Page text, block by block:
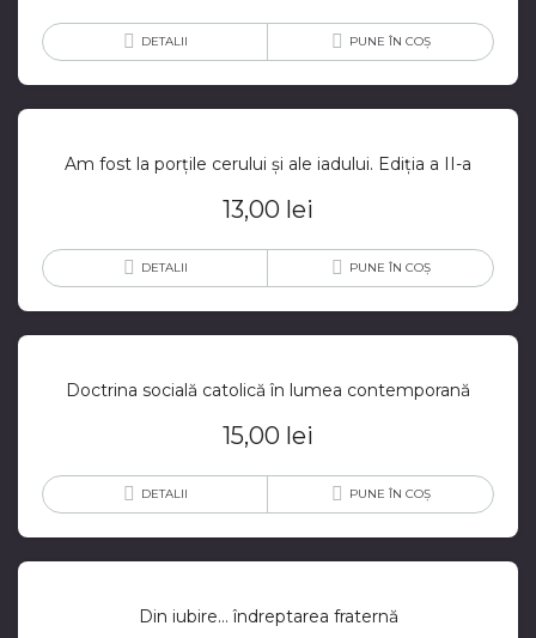
DETALII PUNE ÎN COȘ
Am fost la porțile cerului și ale iadului. Ediția a II-a
13,00 lei
DETALII PUNE ÎN COȘ
Doctrina socială catolică în lumea contemporană
15,00 lei
DETALII PUNE ÎN COȘ
Din iubire… îndreptarea fraternă